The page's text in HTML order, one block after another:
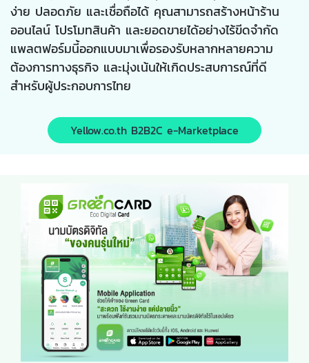
ง่าย ปลอดภัย และเชื่อถือได้ คุณสามารถสร้างหน้าร้าน
ออนไลน์ โปรโมทสินค้า และยอดขายได้อย่างไร้ขีดจำกัด
แพลตฟอร์มนี้ออกแบบมาเพื่อรองรับหลากหลายความ
ต้องการทางธุรกิจ และมุ่งเน้นให้เกิดประสบการณ์ที่ดี
สำหรับผู้ประกอบการไทย
Yellow.co.th B2B2C e-Marketplace